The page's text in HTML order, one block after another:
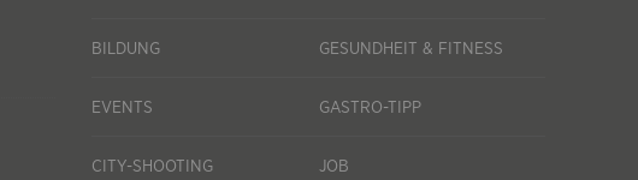
BILDUNG GESUNDHEIT & FITNESS
EVENTS GASTRO-TIPP
CITY-SHOOTING JOB